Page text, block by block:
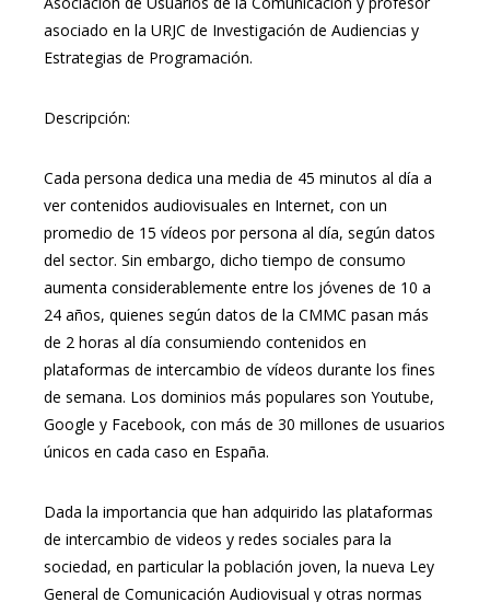
asociado en la URJC de Investigación de Audiencias y
Estrategias de Programación.
Descripción:
Cada persona dedica una media de 45 minutos al día a
ver contenidos audiovisuales en Internet, con un
promedio de 15 vídeos por persona al día, según datos
del sector. Sin embargo, dicho tiempo de consumo
aumenta considerablemente entre los jóvenes de 10 a
24 años, quienes según datos de la CMMC pasan más
de 2 horas al día consumiendo contenidos en
plataformas de intercambio de vídeos durante los fines
de semana. Los dominios más populares son Youtube,
Google y Facebook, con más de 30 millones de usuarios
únicos en cada caso en España.
Dada la importancia que han adquirido las plataformas
de intercambio de videos y redes sociales para la
sociedad, en particular la población joven, la nueva Ley
General de Comunicación Audiovisual y otras normas